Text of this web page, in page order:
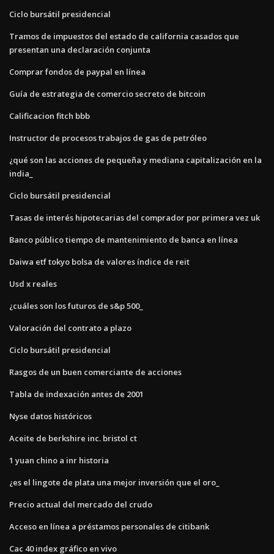
Ciclo bursátil presidencial
Tramos de impuestos del estado de california casados ​​que
presentan una declaración conjunta
Comprar fondos de paypal en línea
Guía de estrategia de comercio secreto de bitcoin
Calificacion fitch bbb
Instructor de procesos trabajos de gas de petróleo
¿qué son las acciones de pequeña y mediana capitalización en la
india_
Ciclo bursátil presidencial
Tasas de interés hipotecarias del comprador por primera vez uk
Banco público tiempo de mantenimiento de banca en línea
Daiwa etf tokyo bolsa de valores índice de reit
Usd x reales
¿cuáles son los futuros de s&p 500_
Valoración del contrato a plazo
Ciclo bursátil presidencial
Rasgos de un buen comerciante de acciones
Tabla de indexación antes de 2001
Nyse datos históricos
Aceite de berkshire inc. bristol ct
1 yuan chino a inr historia
¿es el lingote de plata una mejor inversión que el oro_
Precio actual del mercado del crudo
Acceso en línea a préstamos personales de citibank
Cac 40 index gráfico en vivo